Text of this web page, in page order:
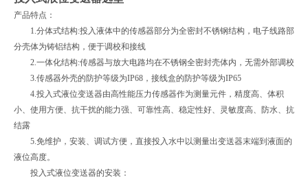
产品特点：
1.分体式结构:投入液体中的传感器部分为全密封不锈钢结构，电子线路部
分壳体为铸铝结构，便于调校和接线
2.一体化结构:传感器与放大电路均在不锈钢全密封壳体内，无需外部调校
3.传感器外壳的防护等级为IP68，接线盒的防护等级为IP65
4.投入式液位变送器由高性能压力传感器作为测量元件，精度高、体积
小、使用方便、抗干扰的能力强、可靠性高、稳定性好、灵敏度高、防水、抗
结露
5.免维护，安装、调试方便，直接投入水中以测量出变送器末端到液面的
液位高度。
投入式液位变送器的安装：